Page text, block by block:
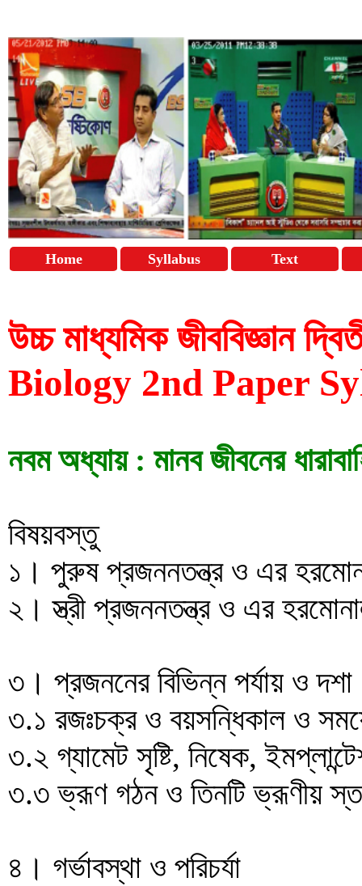
Home Syllabus Text
উচ্চ মাধ্যমিক জীববিজ্ঞান
Biology 2nd Paper
নবম অধ্যায় : মানব জীবনের
বিষয়বস্তু
১। পুরুষ প্রজননতন্ত্র ও এর
২। স্ত্রী প্রজননতন্ত্র ও এর
৩। প্রজননের বিভিন্ন পর্যায় ও দশা
৩.১ রজঃচক্র ও বয়সন্ধিকাল ও
৩.২ গ্যামেট সৃষ্টি, নিষেক,
৩.৩ ভ্রূণ গঠন ও তিনটি ভ্রূণীয়
৪। গর্ভাবস্থা ও পরিচর্যা